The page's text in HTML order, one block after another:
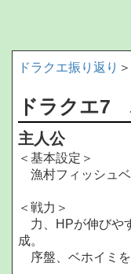
ドラクエ振り返り ＞
ドラクエ7
主人公
＜基本設定＞
漁村フィッシュベ
＜戦力＞
力、HPが伸びや
成。
序盤、ベホイミを